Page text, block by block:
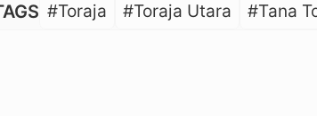
#Toraja #Toraja Utara #Tana